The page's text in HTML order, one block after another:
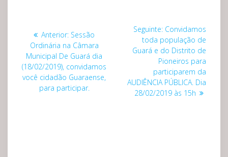
Post
Anterior: Post
anterior:
Sessão
Ordinária na Câmara
Municipal De Guará dia
(18/02/2019), convidamos
você cidadão Guaraense,
para participar.
Seguinte: Post
seguinte:
Convidamos
toda população de
Guará e do Distrito de
Pioneiros para
participarem da
AUDIÊNCIA PÚBLICA. Dia
28/02/2019 às 15h